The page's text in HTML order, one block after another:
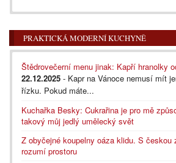
PRAKTICKÁ MODERNÍ KUCHYNĚ
Štědrovečerní menu jinak: Kapří hranolky
22.12.2025 - Kapr na Vánoce nemusí mít
řízku. Pokud máte...
Kuchařka Besky: Cukrařina je pro mě
takový můj jedlý umělecký svět
Z obyčejné koupelny oáza klidu. S českou
rozumí prostoru